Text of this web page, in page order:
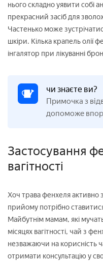
нього складно уявити собі
прекрасний засіб для
Частенько може
шкіри. Кілька крапель олії
інгалятор при лікуванні
чи знаєте ви?
Примочка з
допоможе
Застосування
вагітності
Хоч трава фенхеля активно
прийому потрібно
Майбутнім мамам, які
місяцях вагітності, чай з
незважаючи на корисність
отримати консультацію у